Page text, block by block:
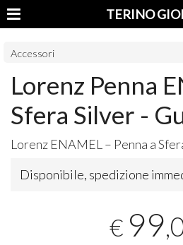
TERINO
Accessori
Lorenz Penna
Sfera Silver -
Lorenz ENAMEL – Penna a
Disponibile, spedizione
€ 99